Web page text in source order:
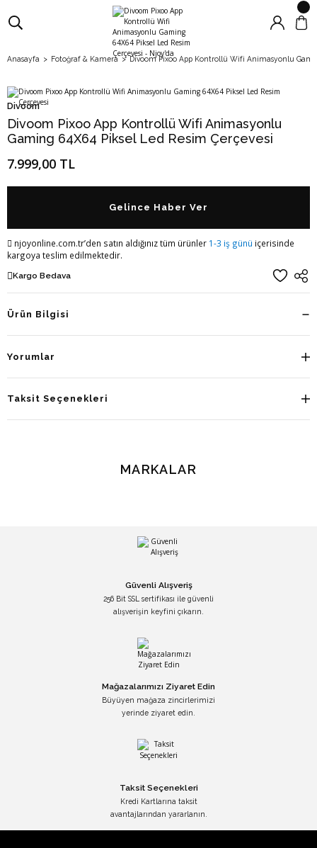
Anasayfa Fotoğraf & Kamera Divoom Pixoo App Kontrollü Wifi Animasyonlu
Divoom
Divoom Pixoo App Kontrollü Wifi Animasyonlu
Gaming 64X64 Piksel Led Resim Çerçevesi
7.999,00 TL
Gelince Haber Ver
njoyonline.com.tr’den satın aldığınız tüm ürünler 1-3 iş günü içerisinde
kargoya teslim edilmektedir.
Kargo Bedava
Ürün Bilgisi
Yorumlar
Taksit Seçenekleri
MARKALAR
Güvenli Alışveriş
256 Bit SSL sertifikası ile güvenli
alışverişin keyfini çıkarın.
Mağazalarımızı Ziyaret Edin
Büyüyen mağaza zincirlerimizi
yerinde ziyaret edin.
Taksit Seçenekleri
Kredi Kartlarına taksit
avantajlarından yararlanın.